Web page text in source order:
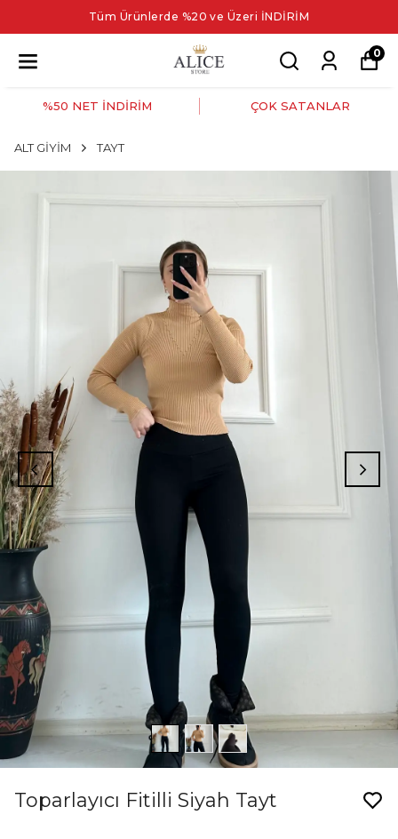
Tüm Ürünlerde %20 ve Üzeri İNDİRİM
0
%50 NET İNDİRİM ÇOK SATANLAR
ALT GİYİM TAYT
Toparlayıcı Fitilli Siyah Tayt